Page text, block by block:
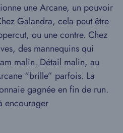
une Arcane, un pouvoir
Galandra, cela peut être
ou une contre. Chez
des mannequins qui
malin. Détail malin, au
“brille” parfois. La
gagnée en fin de run.
encourager